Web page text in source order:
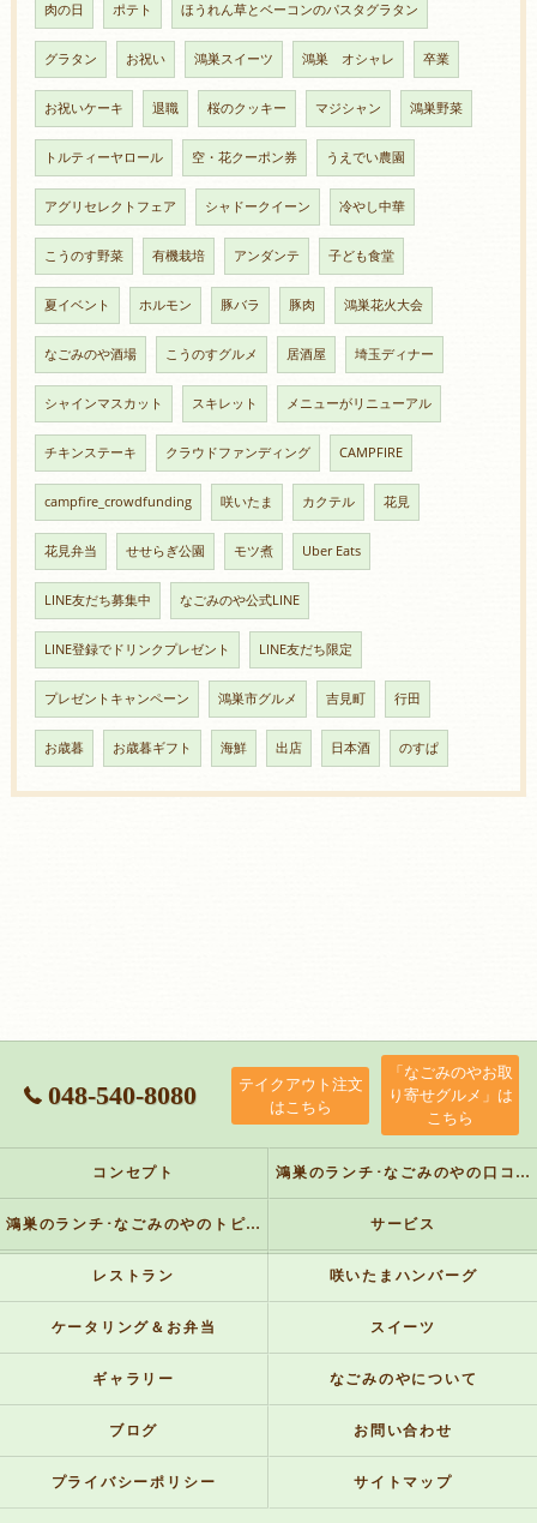
肉の日 ポテト ほうれん草とベーコンのパスタグラタン
グラタン お祝い 鴻巣スイーツ 鴻巣 オシャレ 卒業
お祝いケーキ 退職 桜のクッキー マジシャン 鴻巣野菜
トルティーヤロール 空・花クーポン券 うえでい農園
アグリセレクトフェア シャドークイーン 冷やし中華
こうのす野菜 有機栽培 アンダンテ 子ども食堂
夏イベント ホルモン 豚バラ 豚肉 鴻巣花火大会
なごみのや酒場 こうのすグルメ 居酒屋 埼玉ディナー
シャインマスカット スキレット メニューがリニューアル
チキンステーキ クラウドファンディング CAMPFIRE
campfire_crowdfunding 咲いたま カクテル 花見
花見弁当 せせらぎ公園 モツ煮 Uber Eats
LINE友だち募集中 なごみのや公式LINE
LINE登録でドリンクプレゼント LINE友だち限定
プレゼントキャンペーン 鴻巣市グルメ 吉見町 行田
お歳暮 お歳暮ギフト 海鮮 出店 日本酒 のすぱ
048-540-8080
テイクアウト注文
はこちら
「なごみのやお取
り寄せグルメ」は
こちら
コンセプト 鴻巣のランチ･なごみのやの口コミ情報
鴻巣のランチ･なごみのやのトピックス サービス
レストラン 咲いたまハンバーグ
ケータリング＆お弁当 スイーツ
ギャラリー なごみのやについて
ブログ お問い合わせ
プライバシーポリシー サイトマップ